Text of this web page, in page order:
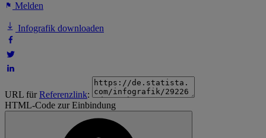
Melden
Infografik downloaden
URL fürReferenzlink:
HTML-Code zur Einbindung